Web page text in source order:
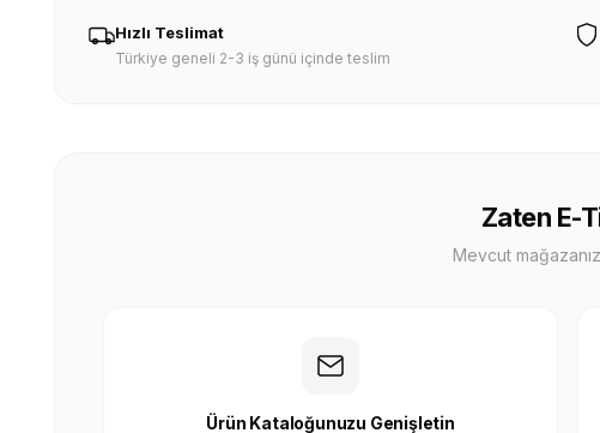
Hızlı Teslimat
Türkiye geneli 2-3 iş günü içinde teslim
Zaten E-
Mevcut
Ürün Kataloğunuzu Genişletin